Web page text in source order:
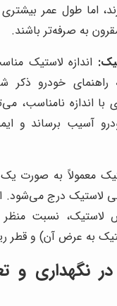
اما طول عمر
به صرفه‌تر باشند.
اندازه لاستیک
راهنمای خودرو ذکر
با اندازه نامناسب،
آسیب برساند و
معمولاً به صورت
لاستیک درج می‌شود.
لاستیک، نسبت منظر
به عرض آن) و قطر
نگهداری و